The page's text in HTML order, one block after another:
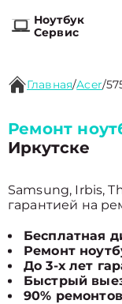
Ноутбук
Сервис
Главная/Acer/
Ремонт
Иркутске
Samsung, Irbis,
гарантией на
Бесплатная
Ремонт
До 3-х лет
Быстрый
90%